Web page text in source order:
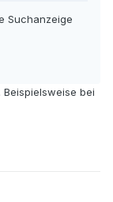
Suchanzeige
bei